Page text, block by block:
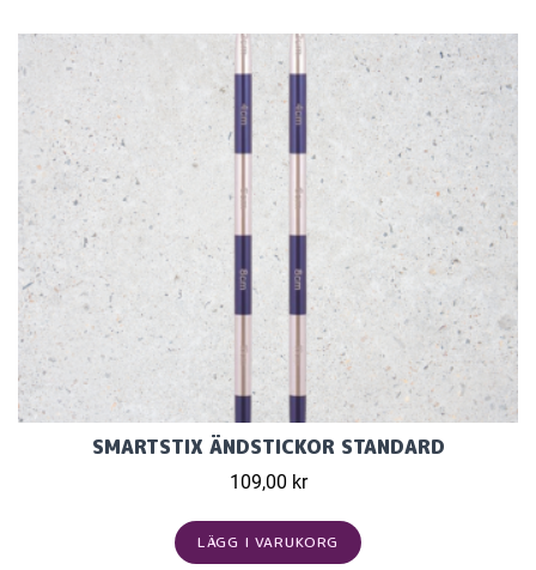
SMARTSTIX ÄNDSTICKOR STANDARD
109,00 kr
LÄGG I VARUKORG